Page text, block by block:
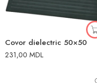
Covor dielectric 50×50
231,00 MDL